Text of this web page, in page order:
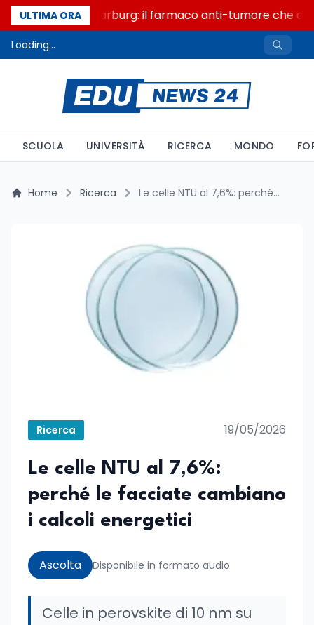
ULTIMA ORA
Un secolo di Warburg: il farmaco anti-tumore che
Loading...
SCUOLA UNIVERSITÀ RICERCA MONDO
Home Ricerca Le celle NTU al 7,6%: perché le facciate cambiano i calcoli energetici
Ricerca 19/05/2026
Le celle NTU al 7,6%:
perché le facciate cambiano
i calcoli energetici
Ascolta Disponibile in formato audio
Celle in perovskite di 10 nm su